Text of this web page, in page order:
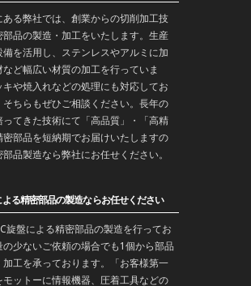
ある弊社では、創業からの切削加工技
部品の製造・ 加工をいたします。生産
備を活用し、ステンレスやアルミに加
など幅広い材質の加工を行っていま
キや焼入れなどの処理にも対応してお
そちらもぜひご相談ください。長年の
ってきた技術にて「高品質」・「高精
密部品を短納期でお届けいたしますの
品製造なら弊社にお任せください。
よる精密部品の製造ならお任せください
旋盤による精密部品の製造を行ってお
の少ないご依頼の場合でも1個から部品
加工を承っております。「お客様第一
モットーに情報機器、圧着工具などの